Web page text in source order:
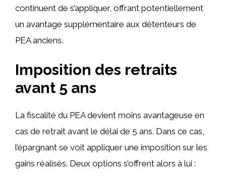
continuent de s’appliquer, offrant potentiellement
un avantage supplémentaire aux détenteurs de
PEA anciens.
Imposition des retraits
avant 5 ans
La fiscalité du PEA devient moins avantageuse en
cas de retrait avant le délai de 5 ans. Dans ce cas,
l’épargnant se voit appliquer une imposition sur les
gains réalisés. Deux options s’offrent alors à lui :